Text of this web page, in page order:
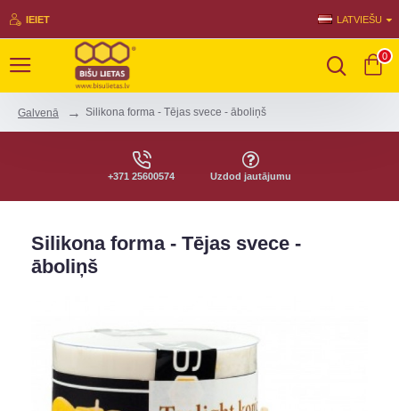
IEIET LATVIEŠU
0
Galvenā Silikona forma - Tējas svece - āboliņš
+371 25600574 Uzdod jautājumu
Silikona forma - Tējas svece -
āboliņš